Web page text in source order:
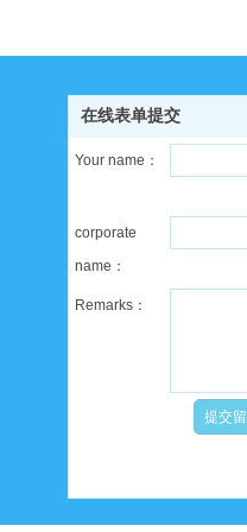
在线表单提交
Your name：
corporate
name：
Remarks：